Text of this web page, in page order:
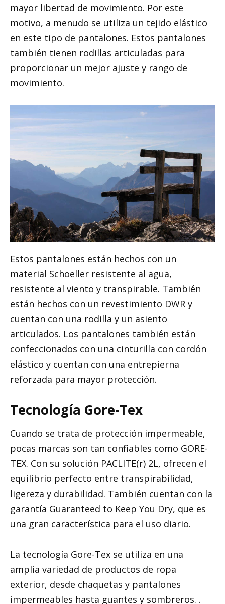
mayor libertad de movimiento. Por este
motivo, a menudo se utiliza un tejido elástico
en este tipo de pantalones. Estos pantalones
también tienen rodillas articuladas para
proporcionar un mejor ajuste y rango de
movimiento.
Estos pantalones están hechos con un
material Schoeller resistente al agua,
resistente al viento y transpirable. También
están hechos con un revestimiento DWR y
cuentan con una rodilla y un asiento
articulados. Los pantalones también están
confeccionados con una cinturilla con cordón
elástico y cuentan con una entrepierna
reforzada para mayor protección.
Tecnología Gore-Tex
Cuando se trata de protección impermeable,
pocas marcas son tan confiables como GORE-
TEX. Con su solución PACLITE(r) 2L, ofrecen el
equilibrio perfecto entre transpirabilidad,
ligereza y durabilidad. También cuentan con la
garantía Guaranteed to Keep You Dry, que es
una gran característica para el uso diario.
La tecnología Gore-Tex se utiliza en una
amplia variedad de productos de ropa
exterior, desde chaquetas y pantalones
impermeables hasta guantes y sombreros. .